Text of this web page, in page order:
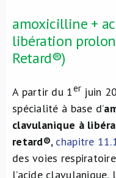
amoxicilline +
libération
Retard®)
A partir du 1er juin
spécialité à base d’
clavulanique à
retard®, chapitre
des voies
l’acide